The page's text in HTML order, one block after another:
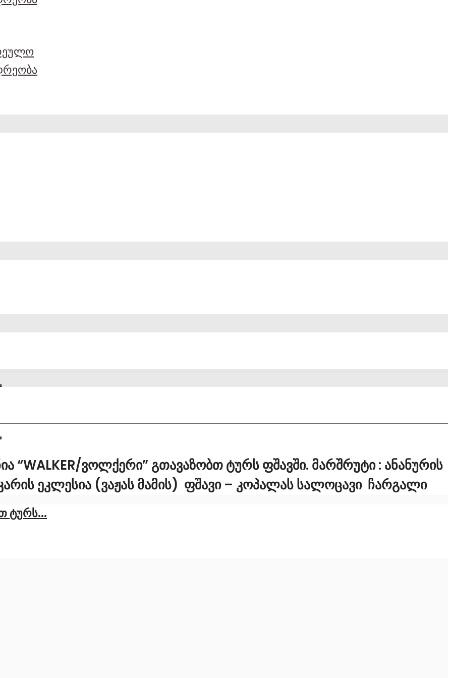
“WALKER/ᲕᲝᲚᲥᲔᲠᲘ” ᲒᲗᲐᲕᲐᲖᲝᲑᲗ ᲢᲣᲠᲡ ᲤᲨᲐᲕᲨᲘ. ᲛᲐᲠᲨᲠᲣᲢᲘ : ᲐᲜᲐᲜᲣᲠᲘᲡ
ᲔᲙᲚᲔᲡᲘᲐ (ᲕᲐᲟᲐᲡ ᲛᲐᲛᲘᲡ) ᲤᲨᲐᲕᲘ – ᲙᲝᲞᲐᲚᲐᲡ ᲡᲐᲚᲝᲪᲐᲕᲘ ᲩᲐᲠᲒᲐᲚᲘ
ტურს...